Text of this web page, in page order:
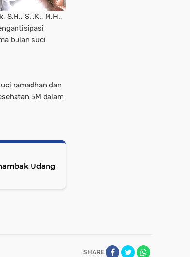
S.H., S.I.K., M.H.,
bulan suci
ramadhan dan
5M dalam
Udang
SHARE